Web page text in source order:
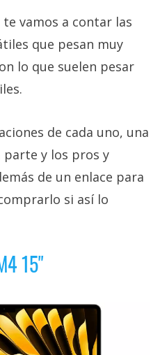
vamos a contar las
que pesan muy
lo que suelen pesar
de cada uno, una
y los pros y
de un enlace para
si así lo
15"